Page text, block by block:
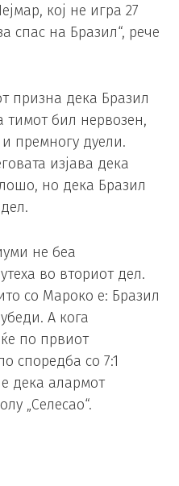
кој не игра 27
спас на Бразил“, рече
призна дека Бразил
тимот бил нервозен,
премногу дуели.
изјава дека
но дека Бразил
не беа
во вториот дел.
со Мароко е: Бразил
А кога
по првиот
споредба со 7:1
дека алармот
„Селесао“.